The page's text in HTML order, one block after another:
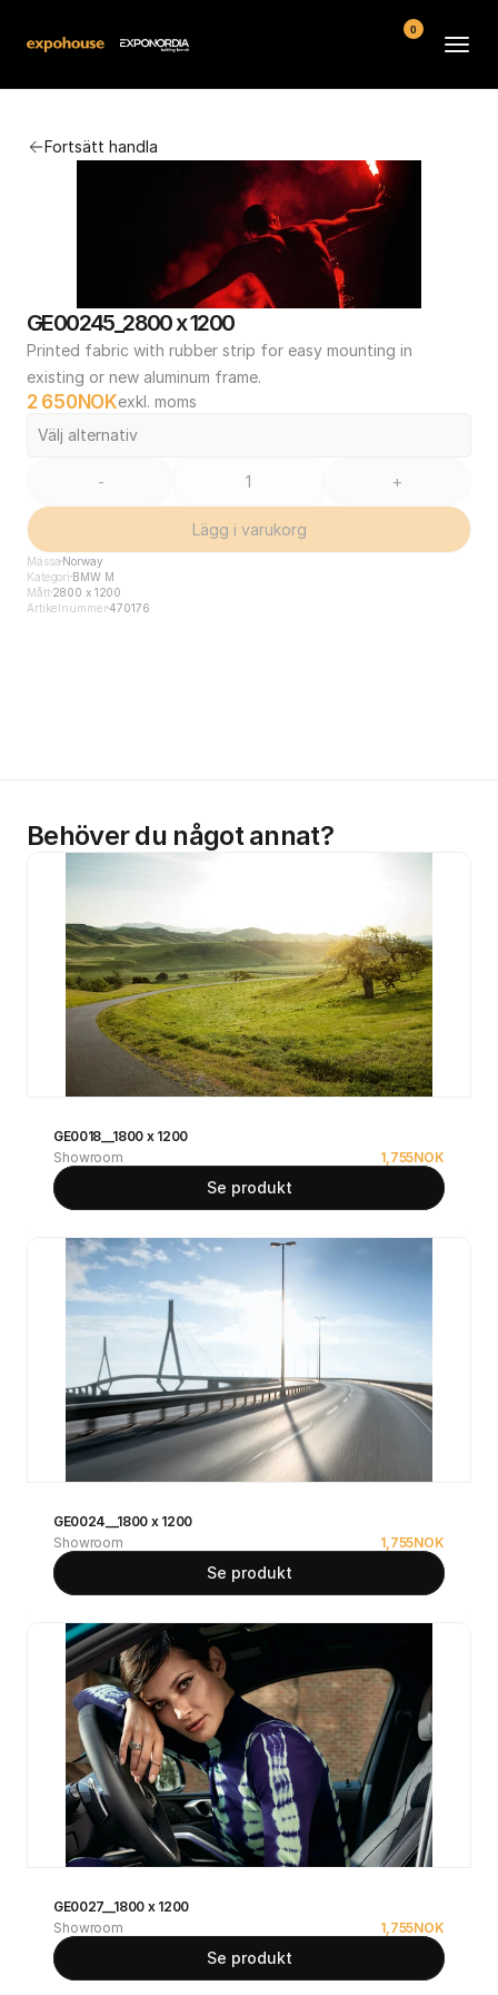
Fortsätt handla
GE00245_2800 x 1200
Printed fabric with rubber strip for easy mounting in
existing or new aluminum frame.
2 650NOKexkl. moms
Välj alternativ
- +
Lägg i varukorg
Mässa Norway
Kategori BMW M
Mått2800 x 1200
Artikelnummer470176
Behöver du något annat?
GE0018__1800 x 1200
Showroom
1,755NOK
Se produkt
GE0024__1800 x 1200
Showroom
1,755NOK
Se produkt
GE0027__1800 x 1200
Showroom
1,755NOK
Se produkt
Kontakt
Köpvillkor
0